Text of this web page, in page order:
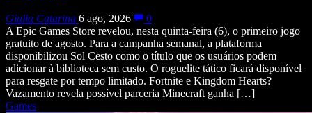
Giulia Catarina 6 ago, 2026
0
A Epic Games Store revelou, nesta quinta-feira (6), o primeiro jogo
gratuito de agosto. Para a campanha semanal, a plataforma
disponibilizou Sol Cesto como o título que os usuários podem
adicionar à biblioteca sem custo. O roguelite tático ficará disponível
para resgate por tempo limitado. Fortnite e Kingdom Hearts?
Vazamento revela possível parceria Minecraft ganha […]
Games